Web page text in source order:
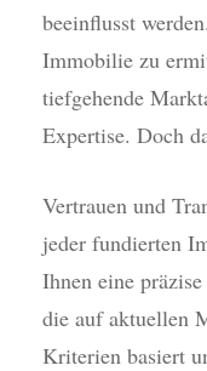
beeinflusst
Immobilie zu
tiefgehende
Expertise. Doch
Vertrauen und
jeder fundierten
Ihnen eine
die auf aktuellen
Kriterien basiert